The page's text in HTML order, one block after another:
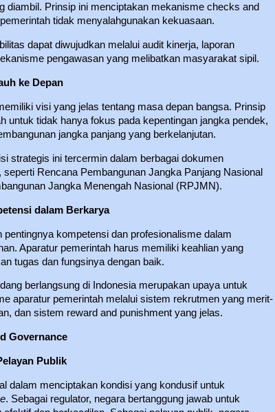
diambil. Prinsip ini menciptakan mekanisme checks and
tidak menyalahgunakan kekuasaan.
dapat diwujudkan melalui audit kinerja, laporan
pengawasan yang melibatkan masyarakat sipil.
ke Depan
visi yang jelas tentang masa depan bangsa. Prinsip
untuk tidak hanya fokus pada kepentingan jangka pendek,
jangka panjang yang berkelanjutan.
strategis ini tercermin dalam berbagai dokumen
Rencana Pembangunan Jangka Panjang Nasional
Jangka Menengah Nasional (RPJMN).
dalam Berkarya
kompetensi dan profesionalisme dalam
Aparatur pemerintah harus memiliki keahlian yang
tugas dan fungsinya dengan baik.
berlangsung di Indonesia merupakan upaya untuk
aparatur pemerintah melalui sistem rekrutmen yang merit-
dan sistem reward and punishment yang jelas.
Governance
Publik
dalam menciptakan kondisi yang kondusif untuk
. Sebagai regulator, negara bertanggung jawab untuk